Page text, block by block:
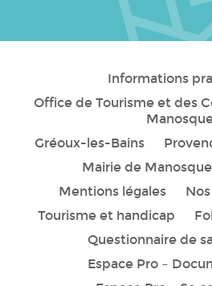
Informations
Office de Tourisme et des
Gréoux-les-Bains
Mairie de Manosque
Mentions légales
Tourisme et handicap
Questionnaire de
Espace Pro –